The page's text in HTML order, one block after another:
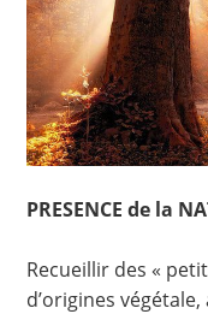
PRESENCE de la
Recueillir des «
d’origines